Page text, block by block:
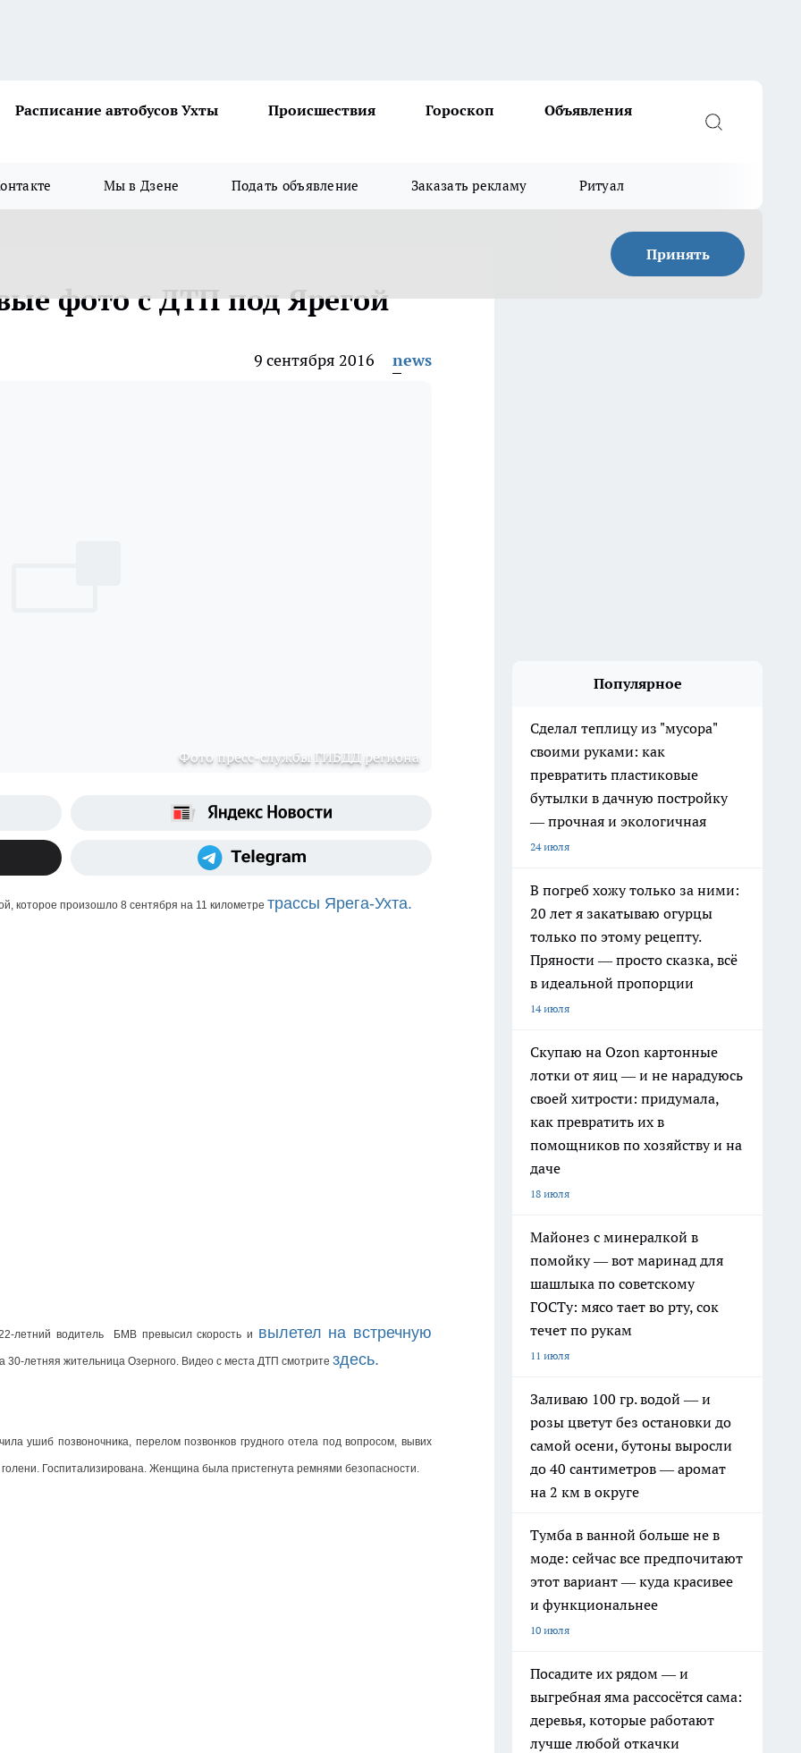
Расписание автобусов Ухты Происшествия Гороскоп
Объявления
Мы в Дзене Подать объявление Заказать рекламу Ритуал
Принять
фото с ДТП под Ярегой
9 сентября 2016 news
Фото пресс-службы ГИБДД региона
которое произошло 8 сентября на 11 километре трассы Ярега-Ухта.
летний водитель  БМВ превысил скорость и вылетел на встречную
30-летняя жительница Озерного. Видео с места ДТП смотрите здесь.
ушиб позвоночника, перелом позвонков грудного отела под вопросом, вывих
Госпитализирована. Женщина была пристегнута ремнями безопасности.
Популярное
Сделал теплицу из "мусора"
своими руками: как
превратить пластиковые
бутылки в дачную постройку
— прочная и экологичная
24 июля
В погреб хожу только за ними:
20 лет я закатываю огурцы
только по этому рецепту.
Пряности — просто сказка, всё
в идеальной пропорции
14 июля
Скупаю на Ozon картонные
лотки от яиц — и не нарадуюсь
своей хитрости: придумала,
как превратить их в
помощников по хозяйству и на
даче
18 июля
Майонез с минералкой в
помойку — вот маринад для
шашлыка по советскому
ГОСТу: мясо тает во рту, сок
течет по рукам
11 июля
Заливаю 100 гр. водой — и
розы цветут без остановки до
самой осени, бутоны выросли
до 40 сантиметров — аромат
на 2 км в округе
Тумба в ванной больше не в
моде: сейчас все предпочитают
этот вариант — куда красивее
и функциональнее
10 июля
Посадите их рядом — и
выгребная яма рассосётся сама:
деревья, которые работают
лучше любой откачки